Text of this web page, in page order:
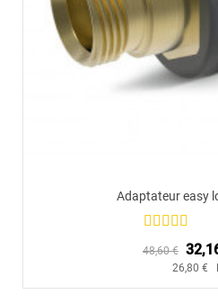
Adaptateur easy
48,60 €
26,80 €